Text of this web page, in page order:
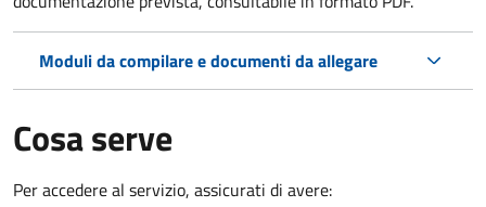
Moduli da compilare e documenti da allegare
Cosa serve
Per accedere al servizio, assicurati di avere: